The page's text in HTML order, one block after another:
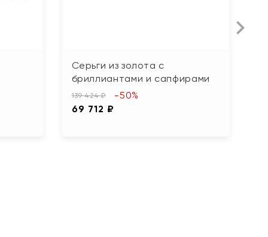
Серьги из золота с
бриллиантами и сапфирами
139 424 ₽
69 712 ₽
-50%